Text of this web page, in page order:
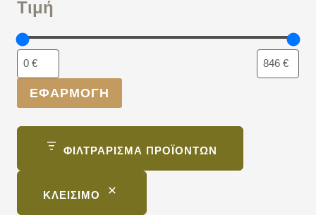
Τιμή
ΕΦΑΡΜΟΓΉ
ΦΙΛΤΡΆΡΙΣΜΑ ΠΡΟΪΌΝΤΩΝ
ΚΛΕΊΣΙΜΟ